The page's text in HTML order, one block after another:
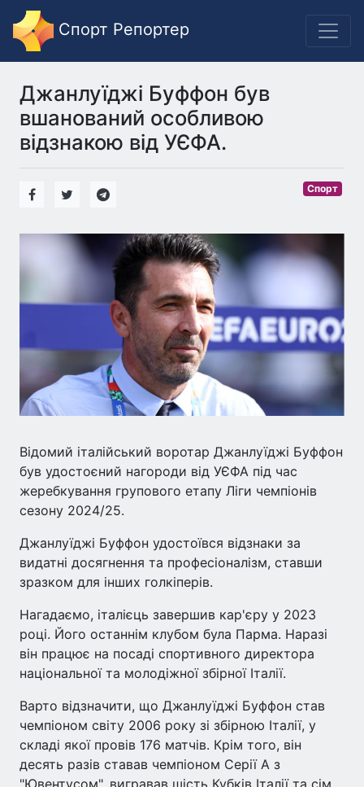
Спорт Репортер
Джанлуїджі Буффон був
вшанований особливою
відзнакою від УЄФА.
Спорт
Відомий італійський воротар Джанлуїджі Буффон
був удостоєний нагороди від УЄФА під час
жеребкування групового етапу Ліги чемпіонів
сезону 2024/25.
Джанлуїджі Буффон удостоївся відзнаки за
видатні досягнення та професіоналізм, ставши
зразком для інших голкіперів.
Нагадаємо, італієць завершив кар'єру у 2023
році. Його останнім клубом була Парма. Наразі
він працює на посаді спортивного директора
національної та молодіжної збірної Італії.
Варто відзначити, що Джанлуїджі Буффон став
чемпіоном світу 2006 року зі збірною Італії, у
складі якої провів 176 матчів. Крім того, він
десять разів ставав чемпіоном Серії А з
"Ювентусом", вигравав шість Кубків Італії та сім